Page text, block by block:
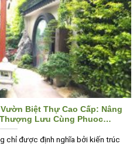
Biệt Thự Cao Cấp: Nâng
Lưu Cùng Phuoc
chỉ được định nghĩa bởi kiến trúc